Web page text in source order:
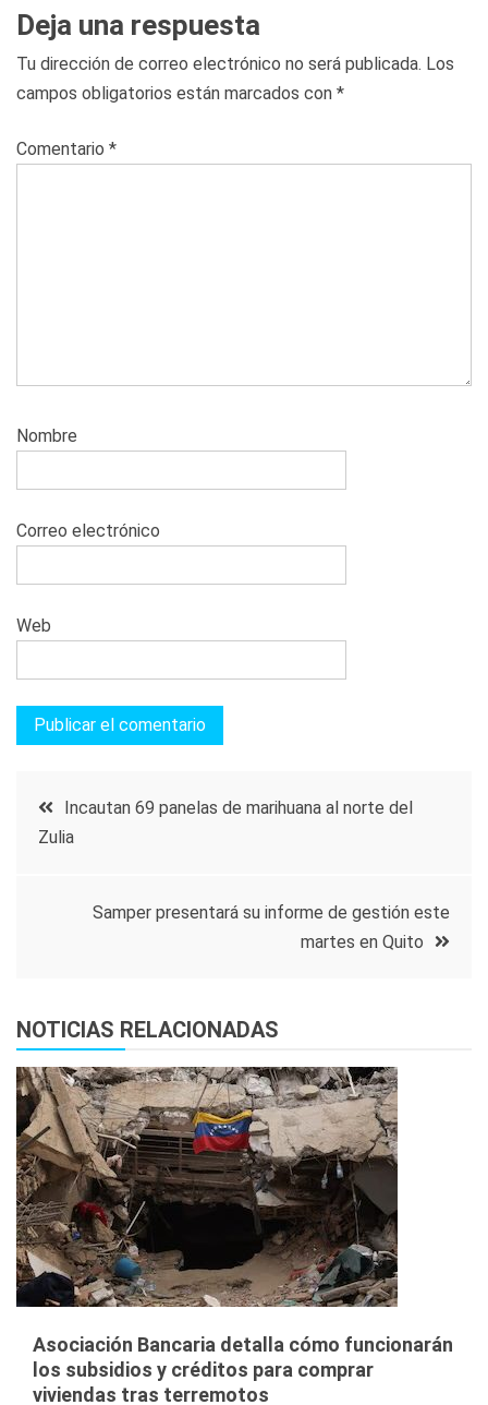
Deja una respuesta
Tu dirección de correo electrónico no será publicada. Los
campos obligatorios están marcados con *
Comentario *
Nombre
Correo electrónico
Web
Navegación
entradas
Incautan 69 panelas de marihuana al norte del
Zulia
Samper presentará su informe de gestión este
martes en Quito
NOTICIAS RELACIONADAS
Asociación Bancaria detalla cómo funcionarán
los subsidios y créditos para comprar
viviendas tras terremotos